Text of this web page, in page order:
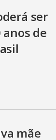
ser
de
mãe